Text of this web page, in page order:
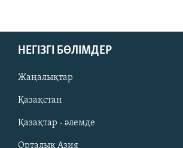
НЕГІЗГІ БӨЛІМДЕР
Жаңалықтар
Қазақстан
Қазақтар - әлемде
Орталық Азия